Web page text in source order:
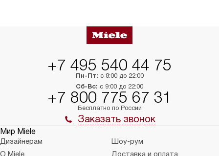
+7 495 540 44 75
Пн-Пт: с 8:00 до 22:00
Сб-Вс: с 9:00 до 22:00
+7 800 775 67 31
Бесплатно по России
Заказать звонок
Мир Miele
Дизайнерам
Шоу-рум
О Miele
Доставка и оплата